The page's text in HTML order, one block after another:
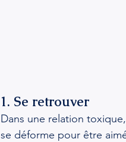
1. Se retrouver
Dans une relation
se déforme pour être